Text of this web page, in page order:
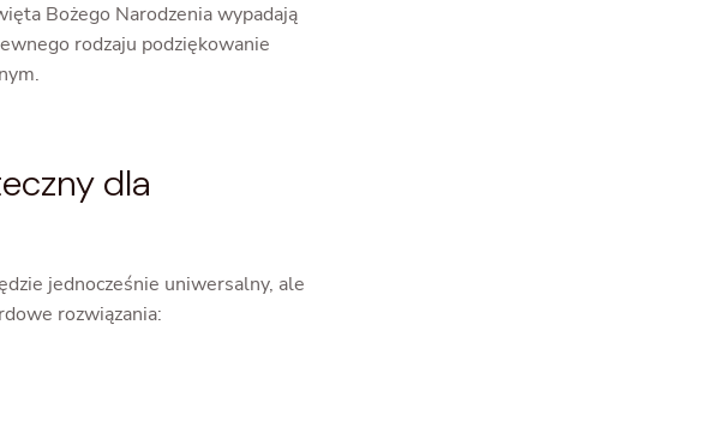
Bożego Narodzenia wypadają
rodzaju podziękowanie
dla
jednocześnie uniwersalny, ale
rozwiązania: